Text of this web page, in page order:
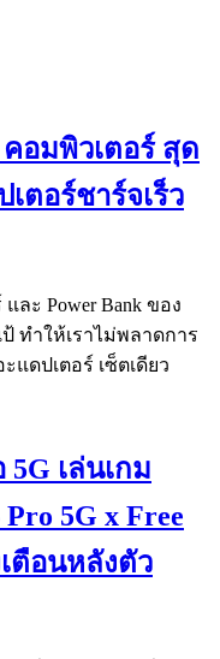
อมพิวเตอร์ สุด
ตอร์ชาร์จเร็ว
ละ Power Bank ของ
ป้ ทำให้เราไม่พลาดการ
ดปเตอร์ เซ็ตเดียว
เล่นเกม
5G x Free
ตือนหลังตัว